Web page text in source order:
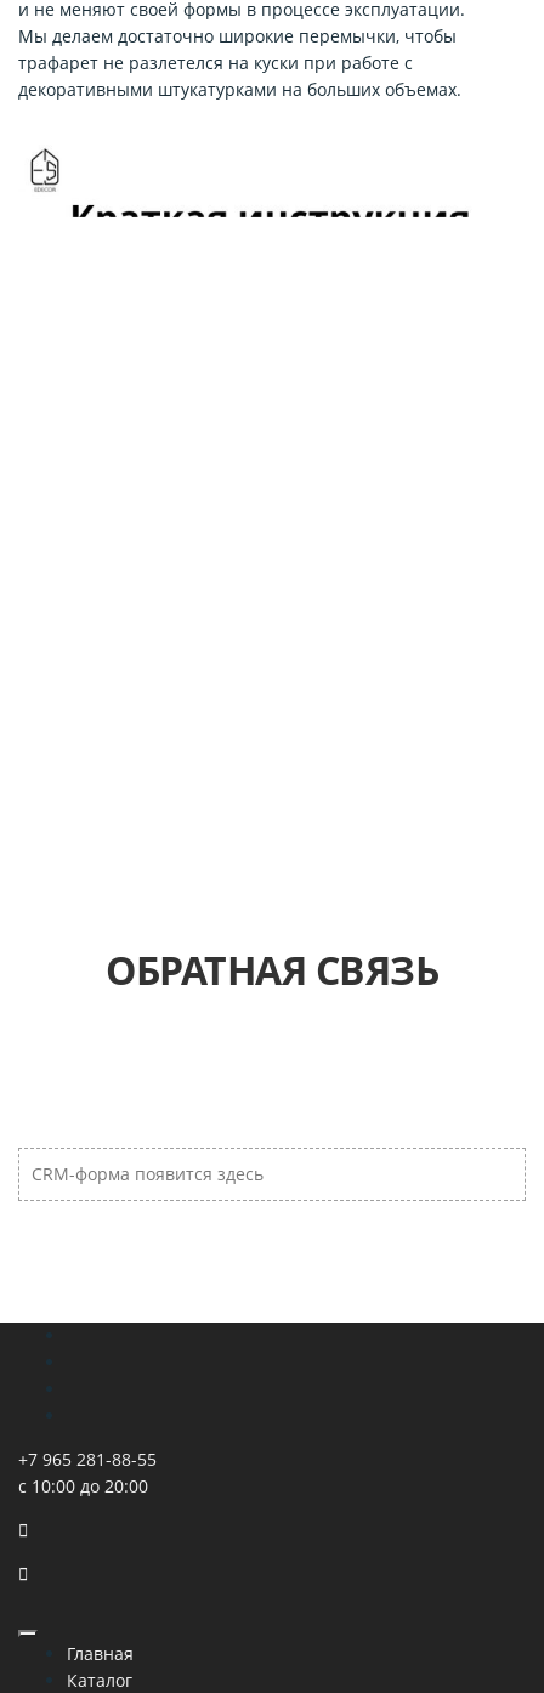
и не меняют своей формы в процессе эксплуатации.
Мы делаем достаточно широкие перемычки, чтобы
трафарет не разлетелся на куски при работе с
декоративными штукатурками на больших объемах.
ОБРАТНАЯ СВЯЗЬ
CRM-форма появится здесь
+7 965 281-88-55
с 10:00 до 20:00
Главная
Каталог